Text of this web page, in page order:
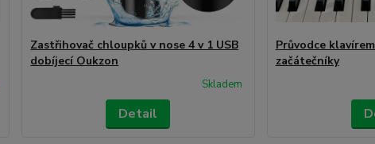
Zastřihovač chloupků v nose 4 v 1 USB
dobíjecí Oukzon
Skladem
Detail
Průvodce
začátečníky